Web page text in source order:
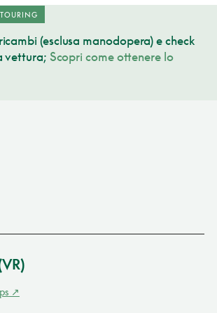
(esclusa manodopera) e check
vettura; Scopri come ottenere lo